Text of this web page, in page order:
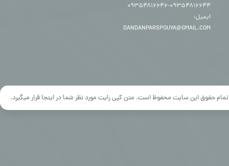
تمام حقوق این سایت محفوظ است. متن کپی رایت مورد نظر شما در اینجا قرار میگیرد.
۰۹۳۵۴۸۱۶۶۴۴-۰۹۳۵۴۸۱۶۶۴۶
ایمیل:
DANDANPARSPOUYA@GMAIL.COM